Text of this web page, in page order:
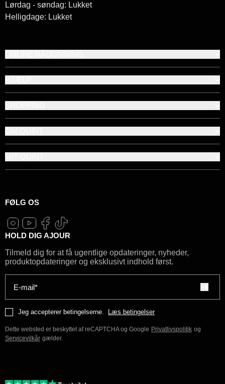
Lørdag - søndag: Lukket
Helligdage: Lukket
FØLG OS
HOLD DIG AJOUR
Tilmeld dig for at få ugentlige opdateringer, nyheder,
produktopdateringer og eksklusivt indhold først.
E-mail*
Jeg accepterer betingelserne. Læs betingelser
Dette websted er beskyttet af reCAPTCHA og Google Privatlivspolitik og
Servicevilkår gælder.